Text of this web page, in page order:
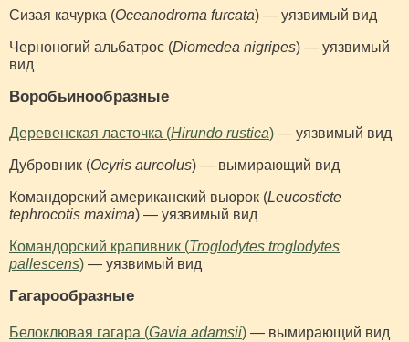
Сизая качурка (Oceanodroma furcata) — уязвимый вид
Черноногий альбатрос (Diomedea nigripes) — уязвимый
вид
Воробьиноoбразные
Деревенская ласточка (Hirundo rustica) — уязвимый вид
Дубровник (Ocyris aureolus) — вымирающий вид
Командорский американский вьюрок (Leucosticte
tephrocotis maxima) — уязвимый вид
Командорский крапивник (Troglodytes troglodytes
pallescens) — уязвимый вид
Гагарообразные
Белоклювая гагара (Gavia adamsii) — вымирающий вид